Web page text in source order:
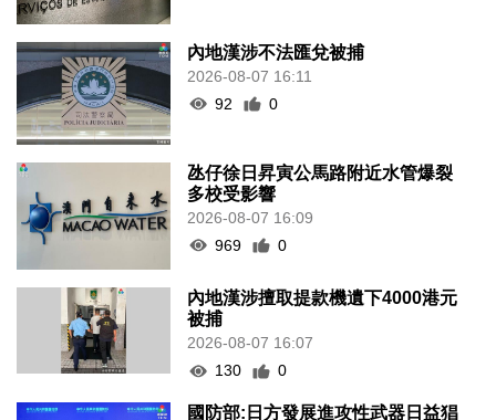
內地漢涉不法匯兌被捕
2026-08-07 16:11
92
0
氹仔徐日昇寅公馬路附近水管爆裂
多校受影響
2026-08-07 16:09
969
0
內地漢涉擅取提款機遺下4000港元
被捕
2026-08-07 16:07
130
0
國防部:日方發展進攻性武器日益猖